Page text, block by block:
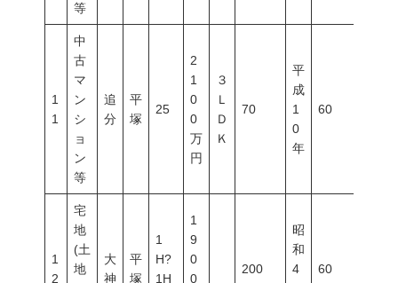
等
1
1
中
古
マ
ン
シ
ョ
ン
等
追
分
平
塚
25
2
1
0
0
万
円
３
Ｌ
Ｄ
Ｋ
70
平
成
1
0
年
60
1
2
宅
地
(土
地
大
神
平
塚
1
H?
1H
1
9
0
0
200
昭
和
4
60